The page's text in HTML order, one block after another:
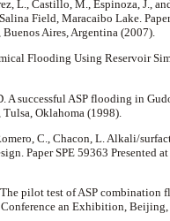
L., Castillo, M., Espinoza, J.,
Field, Maracaibo Lake.
Aires, Argentina (2007).
Flooding Using Reservoir
successful ASP flooding in
Oklahoma (1998).
C., Chacon, L. Alkali/
Paper SPE 59363 Presented
pilot test of ASP combination
an Exhibition,